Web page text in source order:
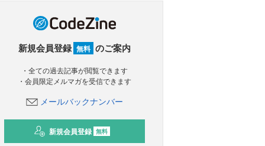
新規会員登録 無料 のご案内
・全ての過去記事が閲覧できます
・会員限定メルマガを受信できます
メールバックナンバー
新規会員登録 無料